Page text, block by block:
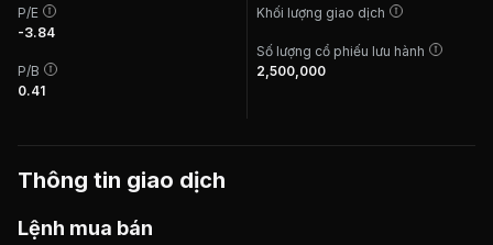
P/E
-3.84
P/B
0.41
Khối lượng giao dịch
Số lượng cổ phiếu lưu hành
2,500,000
Thông tin giao dịch
Lệnh mua bán